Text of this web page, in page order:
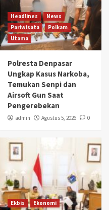
Headlines
News
Pariwisata
Polkam
Utama
Polresta Denpasar
Ungkap Kasus Narkoba,
Temukan Senpi dan
Airsoft Gun Saat
Pengerebekan
admin Agustus 5, 2026 0
Ekbis
Ekonomi